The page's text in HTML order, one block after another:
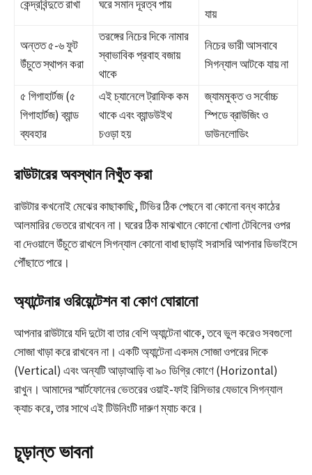
কেন্দ্রবিন্দুতে রাখা
ঘরে সমান দূরত্ব পায়
যায়
অন্তত ৫-৬ ফুট
উঁচুতে স্থাপন করা
তরঙ্গের নিচের দিকে নামার
স্বাভাবিক প্রবাহ বজায়
থাকে
নিচের ভারী আসবাবে
সিগন্যাল আটকে যায় না
৫ গিগাহার্টজ (৫
গিগাহার্টজ) ব্যান্ড
ব্যবহার
এই চ্যানেলে ট্রাফিক কম
থাকে এবং ব্যান্ডউইথ
চওড়া হয়
জ্যামমুক্ত ও সর্বোচ্চ
স্পিডে ব্রাউজিং ও
ডাউনলোডিং
রাউটারের অবস্থান নিখুঁত করা
রাউটার কখনোই মেঝের কাছাকাছি, টিভির ঠিক পেছনে বা কোনো বন্ধ কাঠের
আলমারির ভেতরে রাখবেন না। ঘরের ঠিক মাঝখানে কোনো খোলা টেবিলের ওপর
বা দেওয়ালে উঁচুতে রাখলে সিগন্যাল কোনো বাধা ছাড়াই সরাসরি আপনার ডিভাইসে
পৌঁছাতে পারে।
অ্যান্টেনার ওরিয়েন্টেশন বা কোণ ঘোরানো
আপনার রাউটারে যদি দুটো বা তার বেশি অ্যান্টেনা থাকে, তবে ভুল করেও সবগুলো
সোজা খাড়া করে রাখবেন না। একটি অ্যান্টেনা একদম সোজা ওপরের দিকে
(Vertical) এবং অন্যটি আড়াআড়ি বা ৯০ ডিগ্রি কোণে (Horizontal)
রাখুন। আমাদের স্মার্টফোনের ভেতরের ওয়াই-ফাই রিসিভার যেভাবে সিগন্যাল
ক্যাচ করে, তার সাথে এই টিউনিংটি দারুণ ম্যাচ করে।
চূড়ান্ত ভাবনা